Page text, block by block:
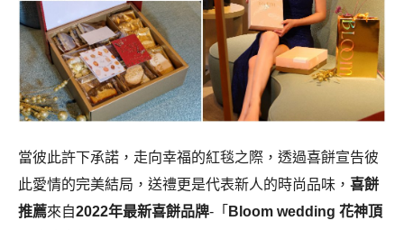
當彼此許下承諾，走向幸福的紅毯之際，透過喜餅宣告彼
此愛情的完美結局，送禮更是代表新人的時尚品味， 喜餅
推薦來自2022年最新喜餅品牌-「 Bloom wedding 花神頂